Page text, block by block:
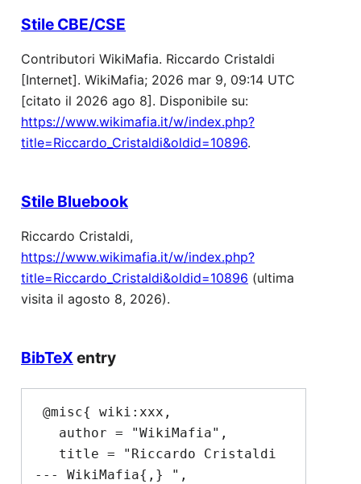
Stile CBE/CSE
Contributori WikiMafia. Riccardo Cristaldi
[Internet]. WikiMafia; 2026 mar 9, 09:14 UTC
[citato il 2026 ago 8]. Disponibile su:
https://www.wikimafia.it/w/index.php?
title=Riccardo_Cristaldi&oldid=10896.
Stile Bluebook
Riccardo Cristaldi,
https://www.wikimafia.it/w/index.php?
title=Riccardo_Cristaldi&oldid=10896 (ultima
visita il agosto 8, 2026).
BibTeX entry
--- WikiMafia{,} ",